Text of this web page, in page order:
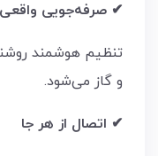
✔ صرفه‌جویی واقعی
تنظیم هوشمند
و گاز می‌شود.
✔ اتصال از هر جا